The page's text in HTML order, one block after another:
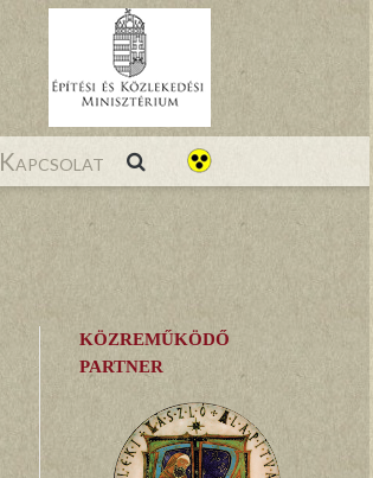
Kapcsolat
KÖZREMŰKÖDŐ
PARTNER